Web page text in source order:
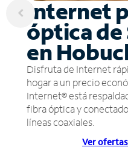
Internet
óptica
en
Disfruta de Internet
hogar a un precio
Internet® está
fibra óptica y
líneas coaxiales.
Ver